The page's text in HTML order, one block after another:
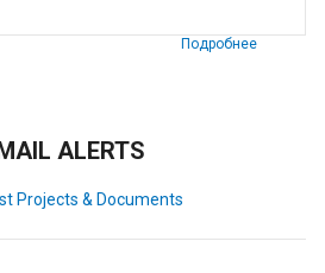
Подробнее
ALERTS
Projects & Documents